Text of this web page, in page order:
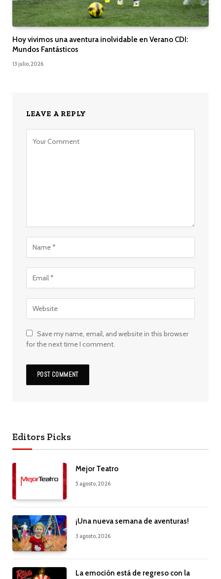
Hoy vivimos una aventura inolvidable en Verano CDI:
Mundos Fantásticos
13 julio, 2026
LEAVE A REPLY
Save my name, email, and website in this browser
for the next time I comment.
Editors Picks
Mejor Teatro
5 agosto, 2026
¡Una nueva semana de aventuras!
3 agosto, 2026
La emoción está de regreso con la